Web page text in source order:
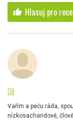
thumb_up Hlasuj pro
Oli
Vařím a peču ráda,
nízkosacharidově,